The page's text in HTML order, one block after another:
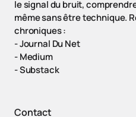
le signal du bruit,
même sans être technique.
chroniques :
-Journal Du Net
-Medium
-Substack
Contact